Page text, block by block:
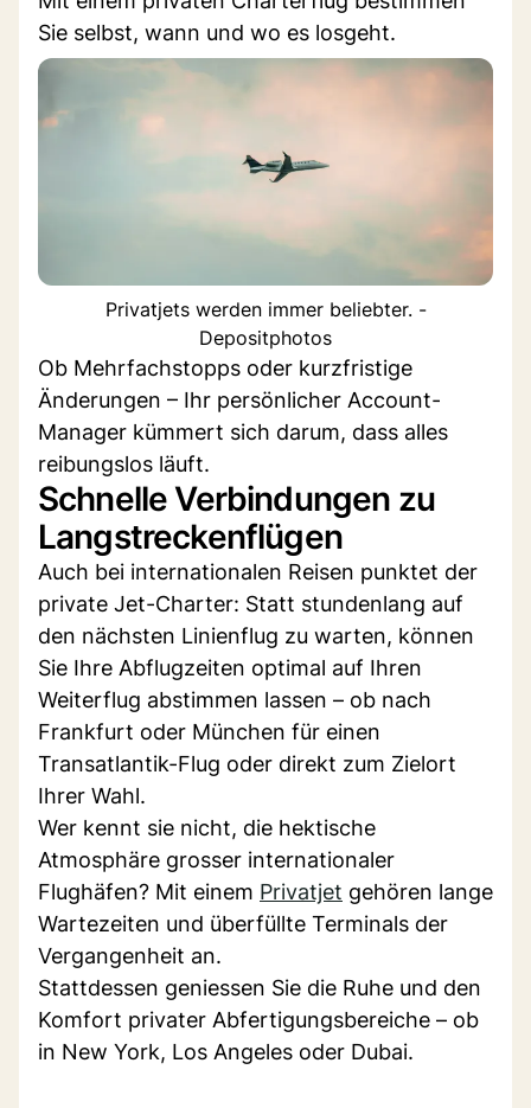
Sie selbst, wann und wo es losgeht.
Privatjets werden immer beliebter. -
Depositphotos
Ob Mehrfachstopps oder kurzfristige
Änderungen – Ihr persönlicher Account-
Manager kümmert sich darum, dass alles
reibungslos läuft.
Schnelle Verbindungen zu
Langstreckenflügen
Auch bei internationalen Reisen punktet der
private Jet-Charter: Statt stundenlang auf
den nächsten Linienflug zu warten, können
Sie Ihre Abflugzeiten optimal auf Ihren
Weiterflug abstimmen lassen – ob nach
Frankfurt oder München für einen
Transatlantik-Flug oder direkt zum Zielort
Ihrer Wahl.
Wer kennt sie nicht, die hektische
Atmosphäre grosser internationaler
Flughäfen? Mit einem Privatjet gehören lange
Wartezeiten und überfüllte Terminals der
Vergangenheit an.
Stattdessen geniessen Sie die Ruhe und den
Komfort privater Abfertigungsbereiche – ob
in New York, Los Angeles oder Dubai.